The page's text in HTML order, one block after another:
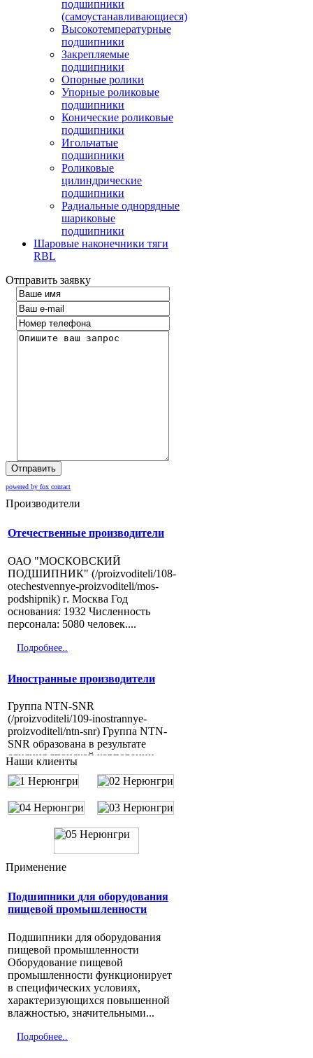
подшипники
(самоустанавливающиеся)
Высокотемпературные
подшипники
Закрепляемые
подшипники
Опорные ролики
Упорные роликовые
подшипники
Конические роликовые
подшипники
Игольчатые
подшипники
Роликовые
цилиндрические
подшипники
Радиальные однорядные
шариковые
подшипники
Шаровые наконечники тяги
RBL
Отправить заявку
Отправить
powered by fox contact
Производители
Отечественные производители
ОАО "МОСКОВСКИЙ
ПОДШИПНИК" (/proizvoditeli/108-
otechestvennye-proizvoditeli/mos-
podshipnik) г. Москва Год
основания: 1932 Численность
персонала: 5080 человек....
Подробнее..
Иностранные производители
Группа NTN-SNR
(/proizvoditeli/109-inostrannye-
proizvoditeli/ntn-snr) Группа NTN-
SNR образована в результате
слияния японской корпорации
NTN и...
ZWZ LYC HRB C U DYZV
QIANCHAO SBC NXZ MOS TMB
KRAFT KG NIS FBJ
Подробнее..
Наши клиенты
Применение
Подшипники для оборудования
пищевой промышленности
Подшипники для оборудования
пищевой промышленности
Оборудование пищевой
промышленности функционирует
в специфических условиях,
характеризующихся повышенной
влажностью, значительными...
Подробнее..